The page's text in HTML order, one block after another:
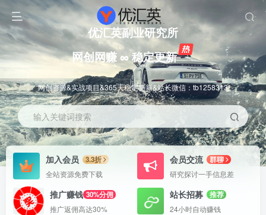
优汇英副业研究所
网创网赚 ∞ 稳定更新
网创资源&实战项目&365天稳定更新&站长微信：tb1258313
输入关键词搜索
加入会员
3.3折
全站资源免费下载
会员交流
群聊
研究探讨一手信息差
推广赚钱 30%分佣
推广返佣高达30%
站长招募
推荐
24小时自动赚钱